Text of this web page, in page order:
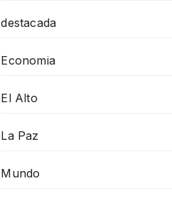
destacada
Economia
El Alto
La Paz
Mundo